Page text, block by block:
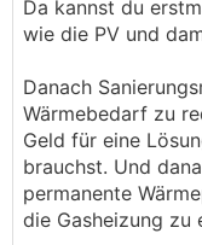
Da kannst du
wie die PV und
Danach
Wärmebedarf zu
Geld für eine
brauchst. Und
permanente
die Gasheizung zu